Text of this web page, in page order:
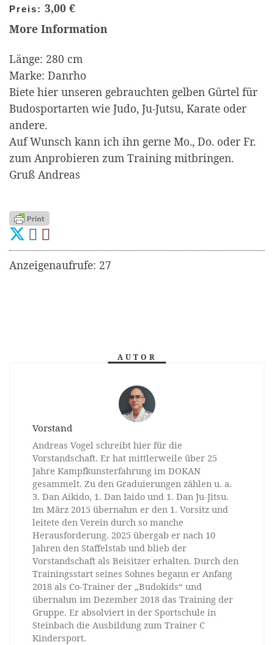
Preis: 3,00 €
More Information
Länge: 280 cm
Marke: Danrho
Biete hier unseren gebrauchten gelben Gürtel für
Budosportarten wie Judo, Ju-Jutsu, Karate oder
andere.
Auf Wunsch kann ich ihn gerne Mo., Do. oder Fr.
zum Anprobieren zum Training mitbringen.
Gruß Andreas
Anzeigenaufrufe: 27
AUTOR
Vorstand
Andreas Vogel schreibt hier für die
Vorstandschaft. Er hat mittlerweile über 25
Jahre Kampfkunsterfahrung im DOKAN
gesammelt. Zu den Graduierungen zählen u. a.
3. Dan Aikido, 1. Dan Iaido und 1. Dan Ju-Jitsu.
Im März 2015 übernahm er den 1. Vorsitz und
leitete den Verein durch so manche
Herausforderung. 2025 übergab er nach 10
Jahren den Staffelstab und blieb der
Vorstandschaft als Beisitzer erhalten. Durch den
Trainingsstart seines Sohnes begann er Anfang
2018 als Co-Trainer der „Budokids“ und
übernahm im Dezember 2018 das Training der
Gruppe. Er absolviert in der Sportschule in
Steinbach die Ausbildung zum Trainer C
Kindersport.